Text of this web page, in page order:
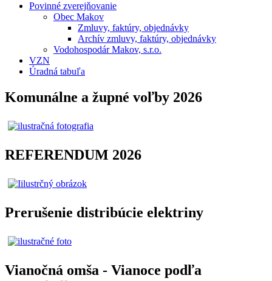
Povinné zverejňovanie
Obec Makov
Zmluvy, faktúry, objednávky
Archív zmluvy, faktúry, objednávky
Vodohospodár Makov, s.r.o.
VZN
Úradná tabuľa
Komunálne a župné voľby 2026
REFERENDUM 2026
Prerušenie distribúcie elektriny
Vianočná omša - Vianoce podľa